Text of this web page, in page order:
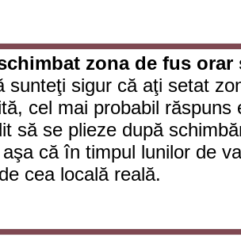
zona de fus
sunteţi sigur că aţi setat
cel mai probabil
să se plieze după
că în timpul lunilor de
cea locală reală.